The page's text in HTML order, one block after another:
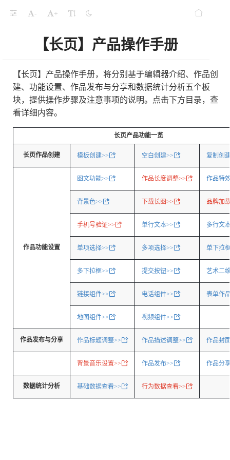
- +
【长页】产品操作手册
【长页】产品操作手册，将分别基于编辑器介绍、作品创
建、功能设置、作品发布与分享和数据统计分析五个板
块，提供操作步骤及注意事项的说明。
点击下方目录，查
看详细内容。
长页产品功能一览
长页作品创建 模板创建>> 空白创建>> 复制创
作品功能设置
图文功能>> 作品长度调整>> 作品特
背景色>> 下载长图>> 品牌加
手机号验证>> 单行文本>> 多行文
单项选择>> 多项选择>> 单下拉
多下拉框>> 提交按钮>> 艺术二
链接组件>> 电话组件>> 表单作
地图组件>> 视频组件>>
作品发布与分享 作品标题调整>> 作品描述调整>> 作品封
背景音乐设置>> 作品发布>> 作品分
数据统计分析 基础数据查看>> 行为数据查看>>